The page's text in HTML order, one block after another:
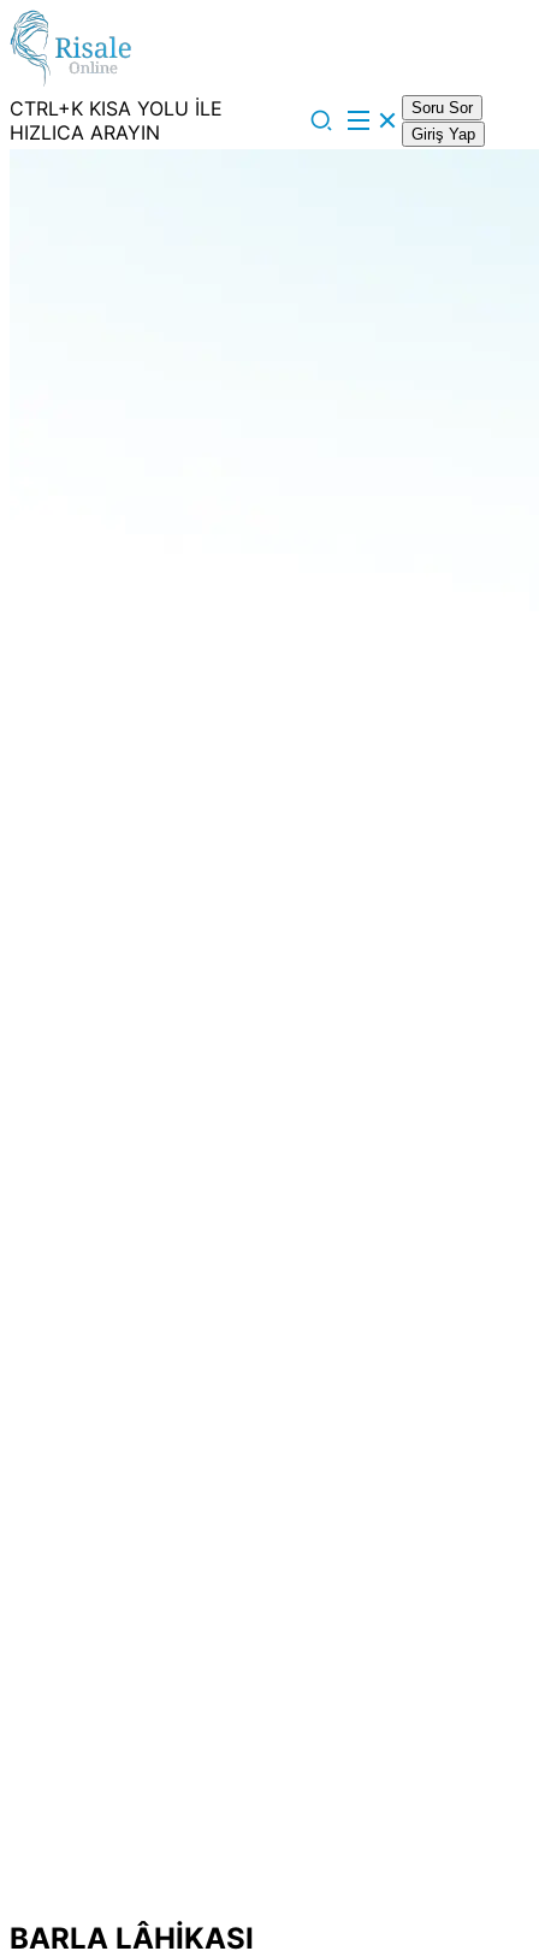
CTRL+K KISA YOLU İLE
HIZLICA ARAYIN
Soru Sor
Giriş Yap
BARLA LÂHİKASI